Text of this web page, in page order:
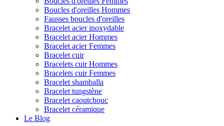
Boucles d'oreilles Hommes
Fausses boucles d'oreilles
Bracelet acier inoxydable
Bracelet acier Hommes
Bracelet acier Femmes
Bracelet cuir
Bracelets cuir Hommes
Bracelets cuir Femmes
Bracelet shamballa
Bracelet tungstène
Bracelet caoutchouc
Bracelet céramique
Le Blog